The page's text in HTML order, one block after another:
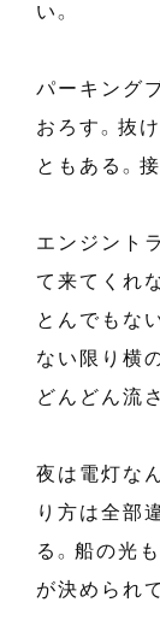
い。
パーキング
おろす。抜
ともある。
エンジント
て来てくれ
とんでもな
ない限り横
どんどん流
夜は電灯な
り方は全部
る。船の光
が決められ